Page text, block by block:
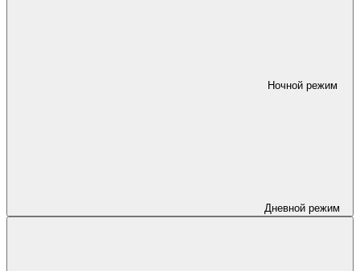
Ночной режим
Дневной режим